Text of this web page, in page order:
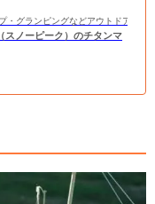
・グランピングなどアウトドアの総
スノーピーク）のチタンマ